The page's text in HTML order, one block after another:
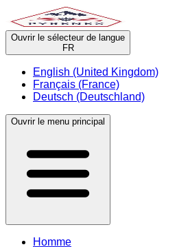
Ouvrir le sélecteur de langue
FR
English (United Kingdom)
Français (France)
Deutsch (Deutschland)
Ouvrir le menu principal
Homme